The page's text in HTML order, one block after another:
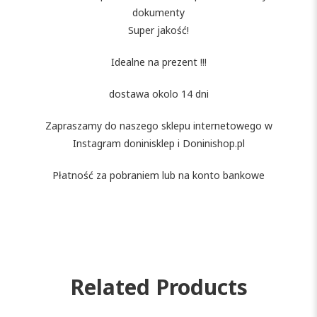
dokumenty
Super jakość!
Idealne na prezent !!!
dostawa okolo 14 dni
Zapraszamy do naszego sklepu internetowego w
Instagram doninisklep i Doninishop.pl
Płatność za pobraniem lub na konto bankowe
Related Products